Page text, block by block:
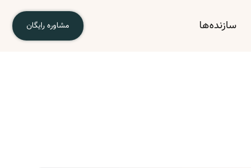
سازنده‌ها مشاوره رایگان